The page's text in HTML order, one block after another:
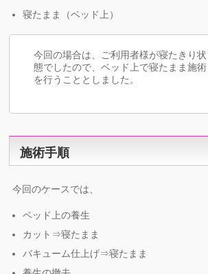
寝たまま（ベッド上）
今回の場合は、ご利用者様が寝たきり状
態でしたので、ベッド上で寝たまま施術
を行うこととしました。
施術手順
今回のケースでは、
ベッド上の養生
カット⇒寝たまま
バキューム仕上げ⇒寝たまま